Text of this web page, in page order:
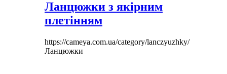
Ланцюжки з якірним
плетінням
https://cameya.com.ua/category/lanczyuzhky/
Ланцюжки